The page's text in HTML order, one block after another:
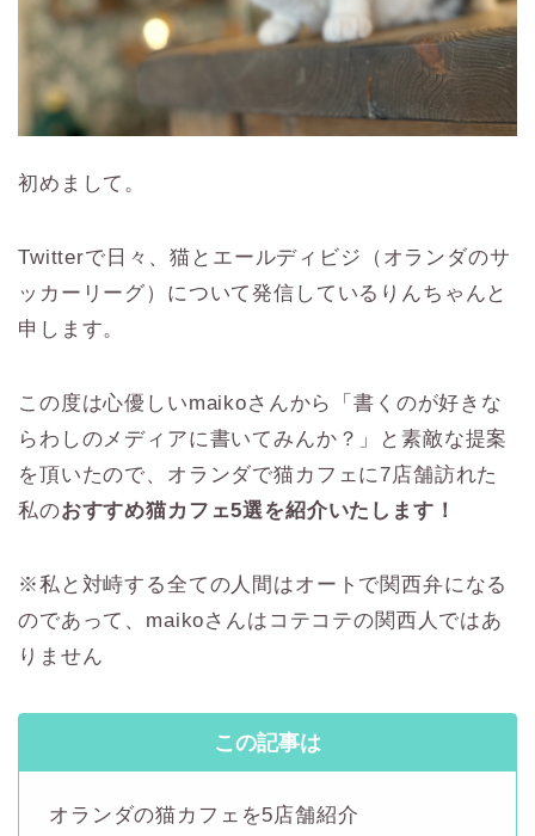
初めまして。
Twitterで日々、猫とエールディビジ（オランダのサ
ッカーリーグ）について発信しているりんちゃんと
申します。
この度は心優しいmaikoさんから「書くのが好きな
らわしのメディアに書いてみんか？」と素敵な提案
を頂いたので、オランダで猫カフェに7店舗訪れた
私のおすすめ猫カフェ5選を紹介いたします！
※私と対峙する全ての人間はオートで関西弁になる
のであって、maikoさんはコテコテの関西人ではあ
りません
この記事は
オランダの猫カフェを5店舗紹介